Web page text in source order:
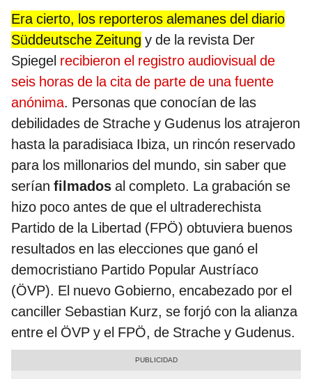
Era cierto, los reporteros alemanes del diario
Süddeutsche Zeitung y de la revista Der
Spiegel recibieron el registro audiovisual de
seis horas de la cita de parte de una fuente
anónima. Personas que conocían de las
debilidades de Strache y Gudenus los atrajeron
hasta la paradisiaca Ibiza, un rincón reservado
para los millonarios del mundo, sin saber que
serían filmados al completo. La grabación se
hizo poco antes de que el ultraderechista
Partido de la Libertad (FPÖ) obtuviera buenos
resultados en las elecciones que ganó el
democristiano Partido Popular Austríaco
(ÖVP). El nuevo Gobierno, encabezado por el
canciller Sebastian Kurz, se forjó con la alianza
entre el ÖVP y el FPÖ, de Strache y Gudenus.